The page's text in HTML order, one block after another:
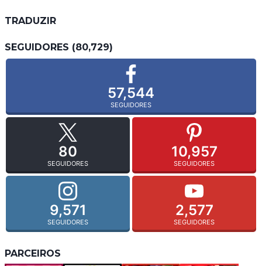
TRADUZIR
SEGUIDORES (80,729)
57,544
SEGUIDORES
80
SEGUIDORES
10,957
SEGUIDORES
9,571
SEGUIDORES
2,577
SEGUIDORES
PARCEIROS